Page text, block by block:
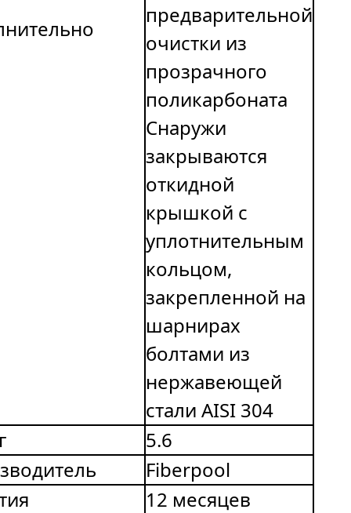
предварительной
очистки из
прозрачного
поликарбоната
Cнаружи
закрываются
откидной
крышкой с
уплотнительным
кольцом,
закрепленной на
шарнирах
болтами из
нержавеющей
стали AISI 304
5.6
Fiberpool
12 месяцев